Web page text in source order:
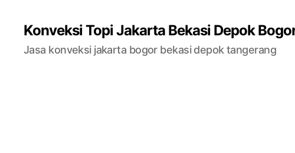
Konveksi Topi Jakarta Bekasi Depok
Jasa konveksi jakarta bogor bekasi depok tangerang